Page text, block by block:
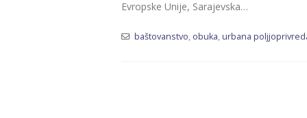
Evropske Unije, Sarajevska…
baštovanstvo, obuka,urbana